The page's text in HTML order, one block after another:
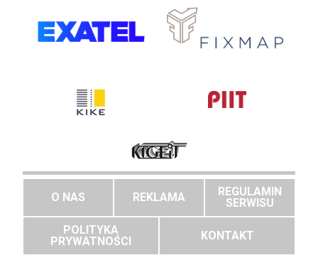
O NAS REKLAMA
REGULAMIN
SERWISU
POLITYKA
PRYWATNOŚCI
KONTAKT